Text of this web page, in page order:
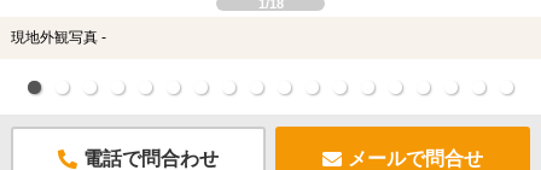
1/18
現地外観写真 -
電話で問合わせ メールで問合せ